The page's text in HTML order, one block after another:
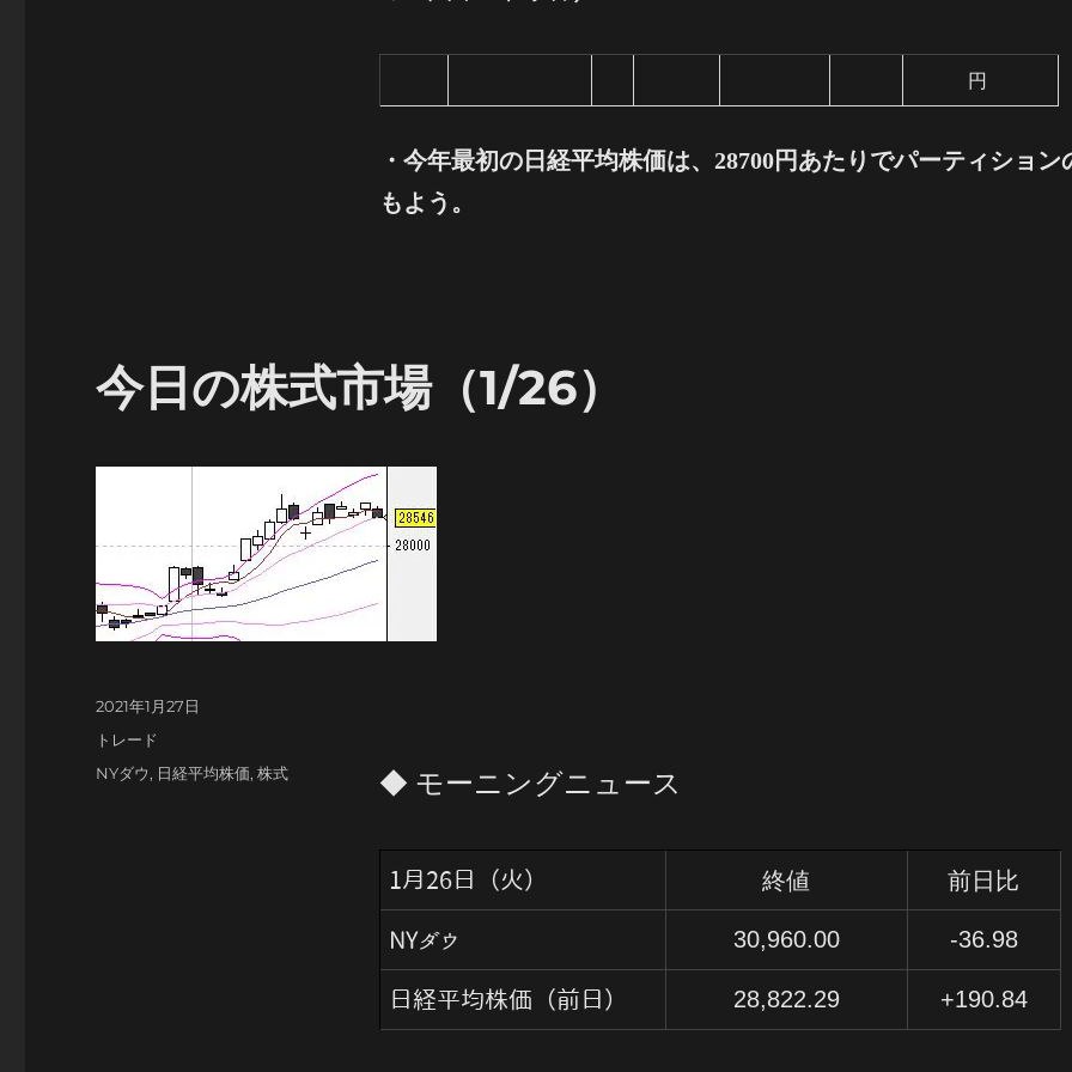
円
・ 今年最初の日経平均株価は、28700円あたりでパーティション
もよう。
今日の株式市場（1/26）
◆ モーニングニュース
1月26日（火） 終値 前日比
NYダウ 30,960.00 -36.98
日経平均株価（前日） 28,822.29 +190.84
投
稿
2021年1月27日
カ
トレード
タ
NYダウ, 日経平均株価,株式